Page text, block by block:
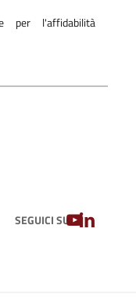
per l'affidabilità
SEGUICI SUYOUTUBE
LINKEDIN